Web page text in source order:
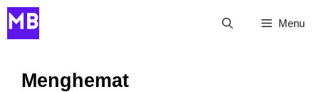
Skip
to
Menu
Menghemat